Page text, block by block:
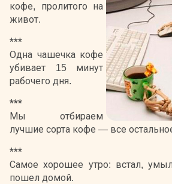
кофе, пролитого на
живот.
***
Одна чашечка кофе
убивает 15 минут
рабочего дня.
***
Мы отбираем
лучшие сорта кофе — все
***
Самое хорошее утро: встал,
пошел домой.